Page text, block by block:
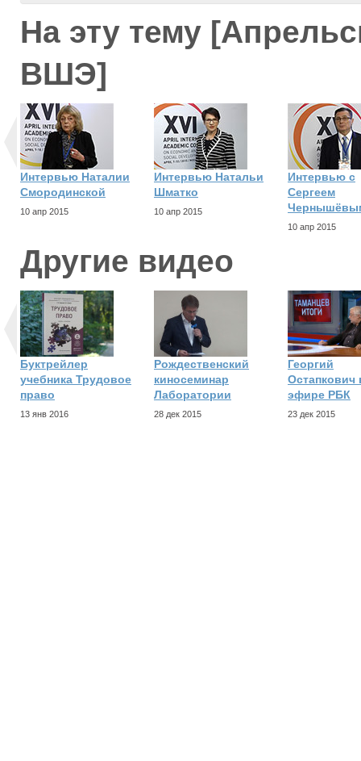
На эту тему
ВШЭ]
Интервью Наталии
Смородинской
10 апр 2015
Интервью Натальи
Шматко
10 апр 2015
Интервью с
Сергеем
10 апр 2015
Другие видео
Буктрейлер
учебника Трудовое
право
13 янв 2016
Рождественский
киносеминар
Лаборатории
28 дек 2015
Георгий
Остапкович
эфире РБК
23 дек 2015